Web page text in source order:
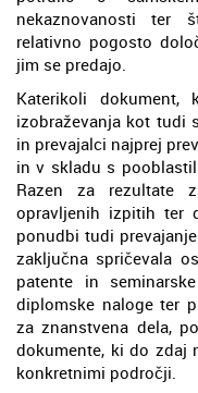
nekaznovanosti ter
relativno pogosto
jim se predajo.
Katerikoli
izobraževanja kot tudi
in prevajalci najprej
in v skladu s
Razen za rezultate
opravljenih izpitih ter
ponudbi tudi
zaključna spričevala
patente in
diplomske naloge ter
za znanstvena dela,
dokumente, ki do zdaj
konkretnimi področji.